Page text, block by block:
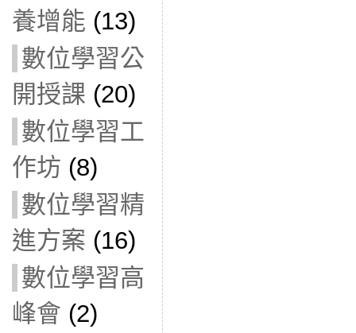
養增能 (13)
數位學習公
開授課 (20)
數位學習工
作坊 (8)
數位學習精
進方案 (16)
數位學習高
峰會 (2)